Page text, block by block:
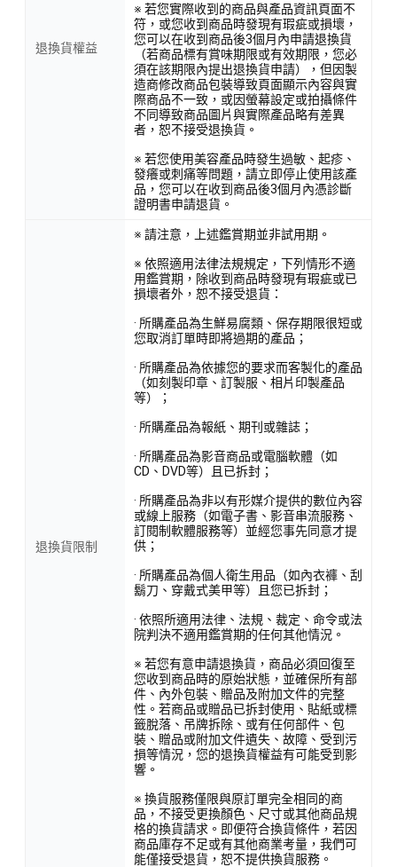
退換貨權益
※ 若您實際收到的商品與產品資訊頁面不
符，或您收到商品時發現有瑕疵或損壞，
您可以在收到商品後3個月內申請退換貨
（若商品標有賞味期限或有效期限，您必
須在該期限內提出退換貨申請），但因製
造商修改商品包裝導致頁面顯示內容與實
際商品不一致，或因螢幕設定或拍攝條件
不同導致商品圖片與實際產品略有差異
者，恕不接受退換貨。
※ 若您使用美容產品時發生過敏、起疹、
發癢或刺痛等問題，請立即停止使用該產
品，您可以在收到商品後3個月內憑診斷
證明書申請退貨。
退換貨限制
※ 請注意，上述鑑賞期並非試用期。
※ 依照適用法律法規規定，下列情形不適
用鑑賞期，除收到商品時發現有瑕疵或已
損壞者外，恕不接受退貨：
· 所購產品為生鮮易腐類、保存期限很短或
您取消訂單時即將過期的產品；
· 所購產品為依據您的要求而客製化的產品
（如刻製印章、訂製服、相片印製產品
等）；
· 所購產品為報紙、期刊或雜誌；
· 所購產品為影音商品或電腦軟體（如
CD、DVD等）且已拆封；
· 所購產品為非以有形媒介提供的數位內容
或線上服務（如電子書、影音串流服務、
訂閱制軟體服務等）並經您事先同意才提
供；
· 所購產品為個人衛生用品（如內衣褲、刮
鬍刀、穿戴式美甲等）且您已拆封；
· 依照所適用法律、法規、裁定、命令或法
院判決不適用鑑賞期的任何其他情況。
※ 若您有意申請退換貨，商品必須回復至
您收到商品時的原始狀態，並確保所有部
件、內外包裝、贈品及附加文件的完整
性。若商品或贈品已拆封使用、貼紙或標
籤脫落、吊牌拆除、或有任何部件、包
裝、贈品或附加文件遺失、故障、受到污
損等情況，您的退換貨權益有可能受到影
響。
※ 換貨服務僅限與原訂單完全相同的商
品，不接受更換顏色、尺寸或其他商品規
格的換貨請求。即便符合換貨條件，若因
商品庫存不足或有其他商業考量，我們可
能僅接受退貨，恕不提供換貨服務。